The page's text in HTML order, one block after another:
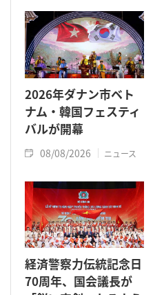
2026年ダナン市ベト
ナム・韓国フェスティ
バルが開幕
08/08/2026 ニュース
経済警察力伝統記念日
70周年、国会議長が